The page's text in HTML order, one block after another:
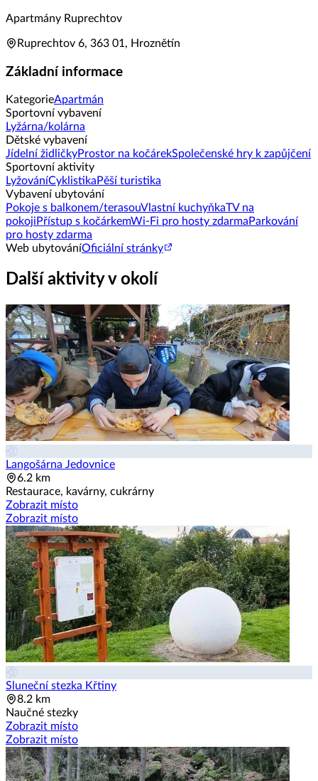
Apartmány Ruprechtov
Ruprechtov 6, 363 01, Hroznětín
Základní informace
KategorieApartmán
Sportovní vybavení
Lyžárna/kolárna
Dětské vybavení
Jídelní židličkyProstor na kočárekSpolečenské hry k zapůjčení
Sportovní aktivity
LyžováníCyklistika Pěší turistika
Vybavení ubytování
Pokoje s balkonem/terasouVlastní kuchyňkaTV na
pokoji Přístup s kočárkemWi-Fi pro hosty zdarma Parkování
pro hosty zdarma
Web ubytováníOficiální stránky
Další aktivity v okolí
Langošárna Jedovnice
6.2 km
Restaurace, kavárny, cukrárny
Zobrazit místo
Zobrazit místo
Sluneční stezka Křtiny
8.2 km
Naučné stezky
Zobrazit místo
Zobrazit místo